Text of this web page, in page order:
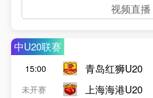
视频直播
中U20联赛
15:00
未开赛
青岛红狮U20
上海海港U20